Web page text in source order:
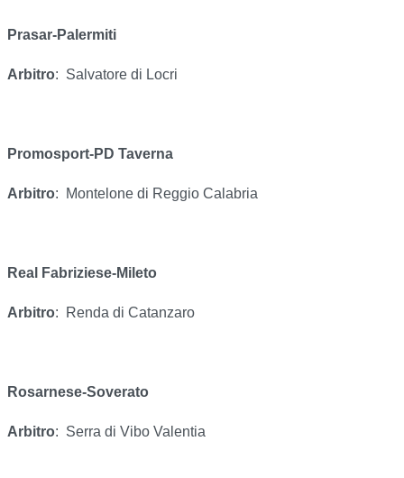
Prasar-Palermiti
Arbitro: Salvatore di Locri
Promosport-PD Taverna
Arbitro: Montelone di Reggio Calabria
Real Fabriziese-Mileto
Arbitro: Renda di Catanzaro
Rosarnese-Soverato
Arbitro: Serra di Vibo Valentia